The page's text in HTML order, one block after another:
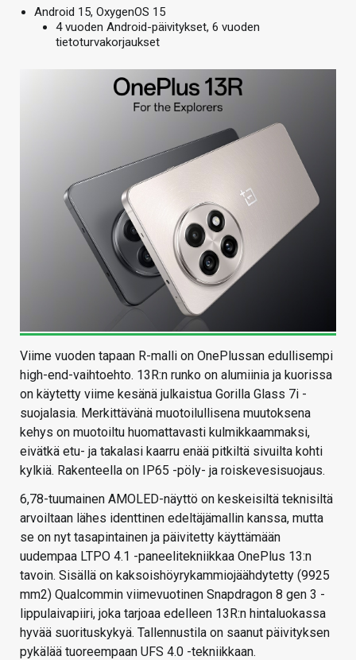
Android 15, OxygenOS 15
4 vuoden Android-päivitykset, 6 vuoden
tietoturvakorjaukset
Viime vuoden tapaan R-malli on OnePlussan edullisempi
high-end-vaihtoehto. 13R:n runko on alumiinia ja kuorissa
on käytetty viime kesänä julkaistua Gorilla Glass 7i -
suojalasia. Merkittävänä muotoilullisena muutoksena
kehys on muotoiltu huomattavasti kulmikkaammaksi,
eivätkä etu- ja takalasi kaarru enää pitkiltä sivuilta kohti
kylkiä. Rakenteella on IP65 -pöly- ja roiskevesisuojaus.
6,78-tuumainen AMOLED-näyttö on keskeisiltä teknisiltä
arvoiltaan lähes identtinen edeltäjämallin kanssa, mutta
se on nyt tasapintainen ja päivitetty käyttämään
uudempaa LTPO 4.1 -paneelitekniikkaa OnePlus 13:n
tavoin. Sisällä on kaksoishöyrykammiojäähdytetty (9925
mm2) Qualcommin viimevuotinen Snapdragon 8 gen 3 -
lippulaivapiiri, joka tarjoaa edelleen 13R:n hintaluokassa
hyvää suorituskykyä. Tallennustila on saanut päivityksen
pykälää tuoreempaan UFS 4.0 -tekniikkaan.